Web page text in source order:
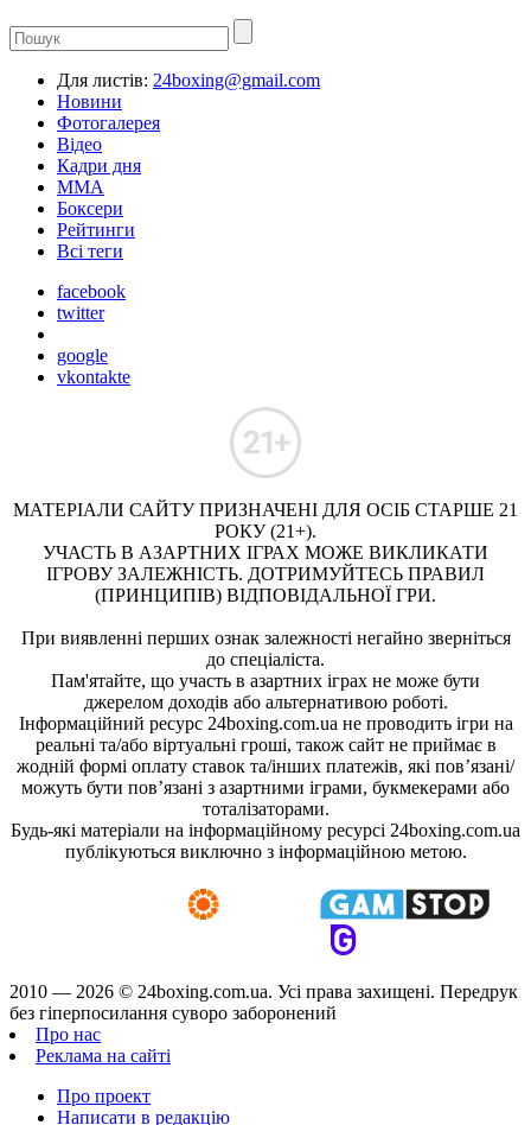
Для листів: 24boxing@gmail.com
Новини
Фотогалерея
Відео
Кадри дня
ММА
Боксери
Рейтинги
Всі теги
facebook
twitter
google
vkontakte
МАТЕРІАЛИ САЙТУ ПРИЗНАЧЕНІ ДЛЯ ОСІБ СТАРШЕ 21
РОКУ (21+).
УЧАСТЬ В АЗАРТНИХ ІГРАХ МОЖЕ ВИКЛИКАТИ
ІГРОВУ ЗАЛЕЖНІСТЬ. ДОТРИМУЙТЕСЬ ПРАВИЛ
(ПРИНЦИПІВ) ВІДПОВІДАЛЬНОЇ ГРИ.
При виявленні перших ознак залежності негайно зверніться
до спеціаліста.
Пам'ятайте, що участь в азартних іграх не може бути
джерелом доходів або альтернативою роботі.
Інформаційний ресурс 24boxing.com.ua не проводить ігри на
реальні та/або віртуальні гроші, також сайт не приймає в
жодній формі оплату ставок та/інших платежів, які пов’язані/
можуть бути пов’язані з азартними іграми, букмекерами або
тоталізаторами.
Будь-які матеріали на інформаційному ресурсі 24boxing.com.ua
публікуються виключно з інформаційною метою.
2010 — 2026 © 24boxing.com.ua. Усi права захищенi. Передрук
без гіперпосилання суворо заборонений
Про нас
Реклама на сайті
Про проект
Написати в редакцію